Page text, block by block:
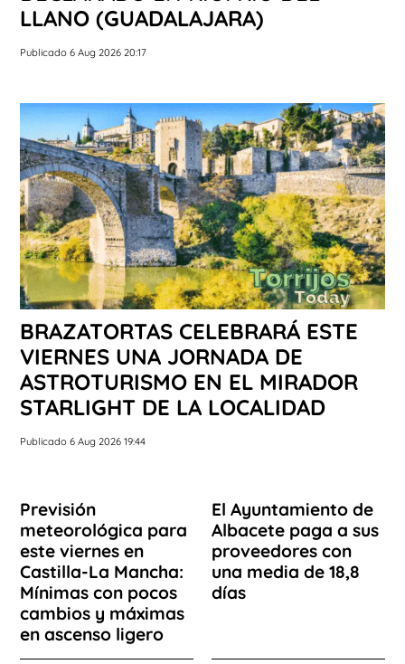
LLANO (GUADALAJARA)
Publicado 6 Aug 2026 20:17
BRAZATORTAS CELEBRARÁ ESTE
VIERNES UNA JORNADA DE
ASTROTURISMO EN EL MIRADOR
STARLIGHT DE LA LOCALIDAD
Publicado 6 Aug 2026 19:44
Previsión
meteorológica para
este viernes en
Castilla-La Mancha:
Mínimas con pocos
cambios y máximas
en ascenso ligero
El Ayuntamiento de
Albacete paga a sus
proveedores con
una media de 18,8
días